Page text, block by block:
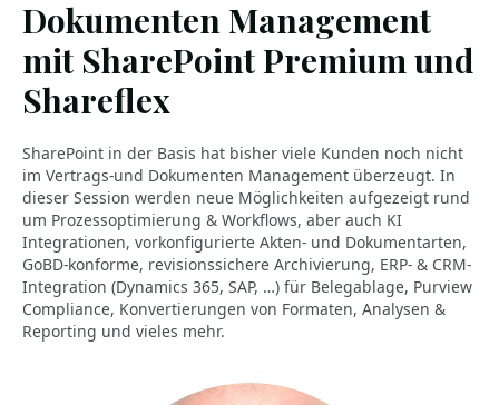
Dokumenten Management
mit SharePoint Premium und
Shareflex
SharePoint in der Basis hat bisher viele Kunden noch nicht
im Vertrags-und Dokumenten Management überzeugt. In
dieser Session werden neue Möglichkeiten aufgezeigt rund
um Prozessoptimierung & Workflows, aber auch KI
Integrationen, vorkonfigurierte Akten- und Dokumentarten,
GoBD-konforme, revisionssichere Archivierung, ERP- & CRM-
Integration (Dynamics 365, SAP, …) für Belegablage, Purview
Compliance, Konvertierungen von Formaten, Analysen &
Reporting und vieles mehr.